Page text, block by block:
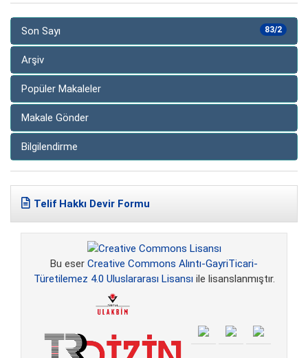
83/2
Son Sayı
Arşiv
Popüler Makaleler
Makale Gönder
Bilgilendirme
Telif Hakkı Devir Formu
Bu eser Creative Commons Alıntı-GayriTicari-
Türetilemez 4.0 Uluslararası Lisansı ile lisanslanmıştır.